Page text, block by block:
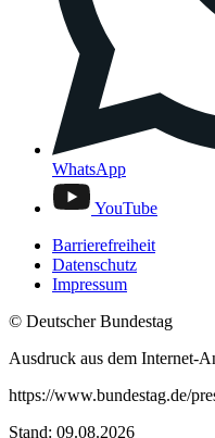
WhatsApp
YouTube
Barrierefreiheit
Datenschutz
Impressum
© Deutscher Bundestag
Ausdruck aus dem Internet-
https://www.bundestag.de/
Stand: 09.08.2026